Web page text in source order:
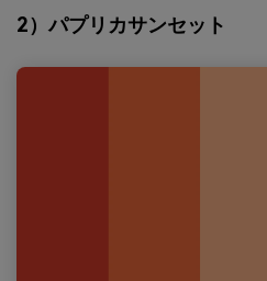
2）パプリカサンセット